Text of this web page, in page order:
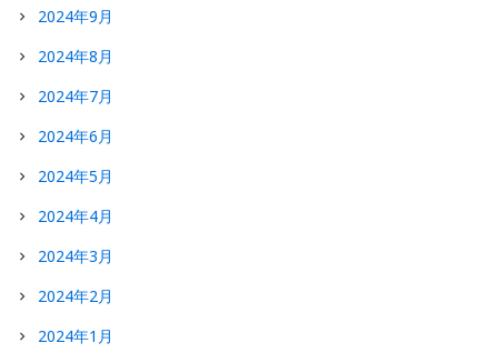
2024年9月
2024年8月
2024年7月
2024年6月
2024年5月
2024年4月
2024年3月
2024年2月
2024年1月